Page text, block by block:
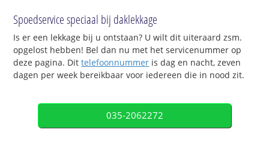
Spoedservice speciaal bij daklekkage
Is er een lekkage bij u ontstaan? U wilt dit uiteraard zsm.
opgelost hebben! Bel dan nu met het servicenummer op
deze pagina. Dittelefoonnummer is dag en nacht, zeven
dagen per week bereikbaar voor iedereen die in nood zit.
035-2062272